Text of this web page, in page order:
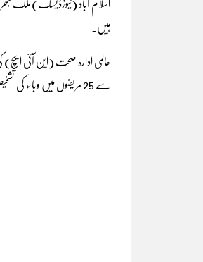
ہیں۔
سے 25 مریضوں میں وباء کی تشخیص ہوئی ہے۔